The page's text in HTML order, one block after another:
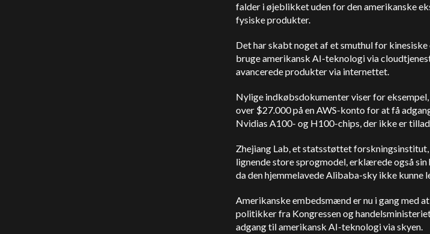
falder i øjeblikket uden for den amerikanske
fysiske produkter.
Det har skabt noget af et smuthul for
bruge amerikansk AI-teknologi via
avancerede produkter via internettet.
Nylige indkøbsdokumenter viser for
over $27.000 på en AWS-konto for at få
Nvidias A100- og H100-chips, der ikke er
Zhejiang Lab, et statsstøttet
lignende store sprogmodel, erklærede også
da den hjemmelavede Alibaba-sky ikke kunne
Amerikanske embedsmænd er nu i gang med
politikker fra Kongressen og
adgang til amerikansk AI-teknologi via skyen.